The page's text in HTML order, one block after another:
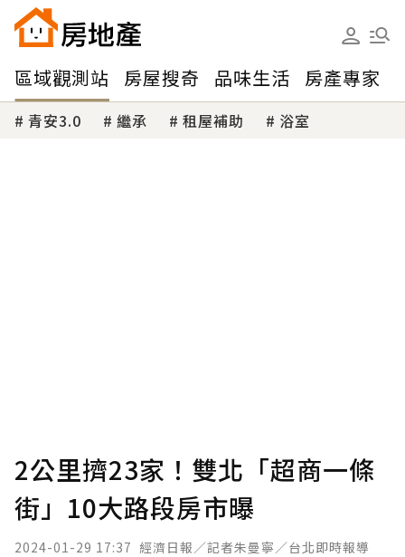
區域觀測站 房屋搜奇 品味生活 房產專家
青安3.0 繼承 租屋補助 浴室
2公里擠23家！雙北「超商一條
街」10大路段房市曝
2024-01-29 17:37 經濟日報／記者朱曼寧／台北即時報導